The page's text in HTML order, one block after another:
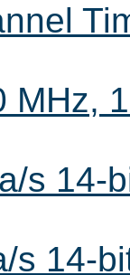
MHz,
s 14-
s 14-